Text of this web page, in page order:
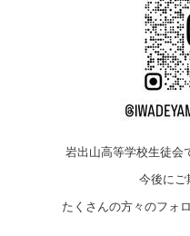
岩出山高等学校生徒会
今後にご
たくさんの方々のフォ